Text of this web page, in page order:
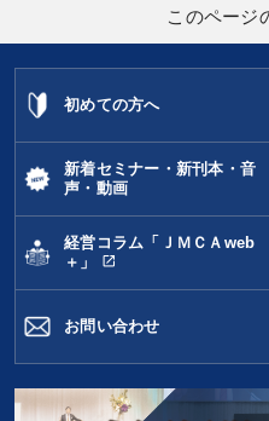
このページ
初めての方へ
新着セミナー・新刊本・音
声・動画
経営コラム「ＪＭＣＡweb
＋」
open_in_new
お問い合わせ